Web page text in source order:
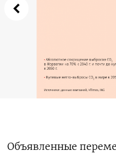
Объявленные